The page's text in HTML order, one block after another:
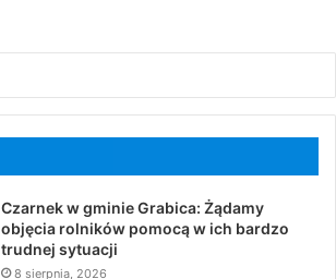
Czarnek w gminie Grabica: Żądamy
objęcia rolników pomocą w ich bardzo
trudnej sytuacji
8 sierpnia, 2026